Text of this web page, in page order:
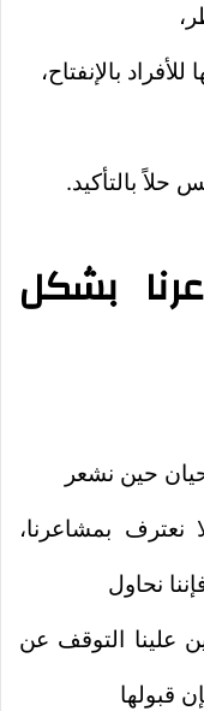
بالإنفتاح،
حلاً بالتأكيد.
بشكل
حين نشعر
نعترف بمشاعرنا،
نحاول
علينا التوقف عن
قبولها